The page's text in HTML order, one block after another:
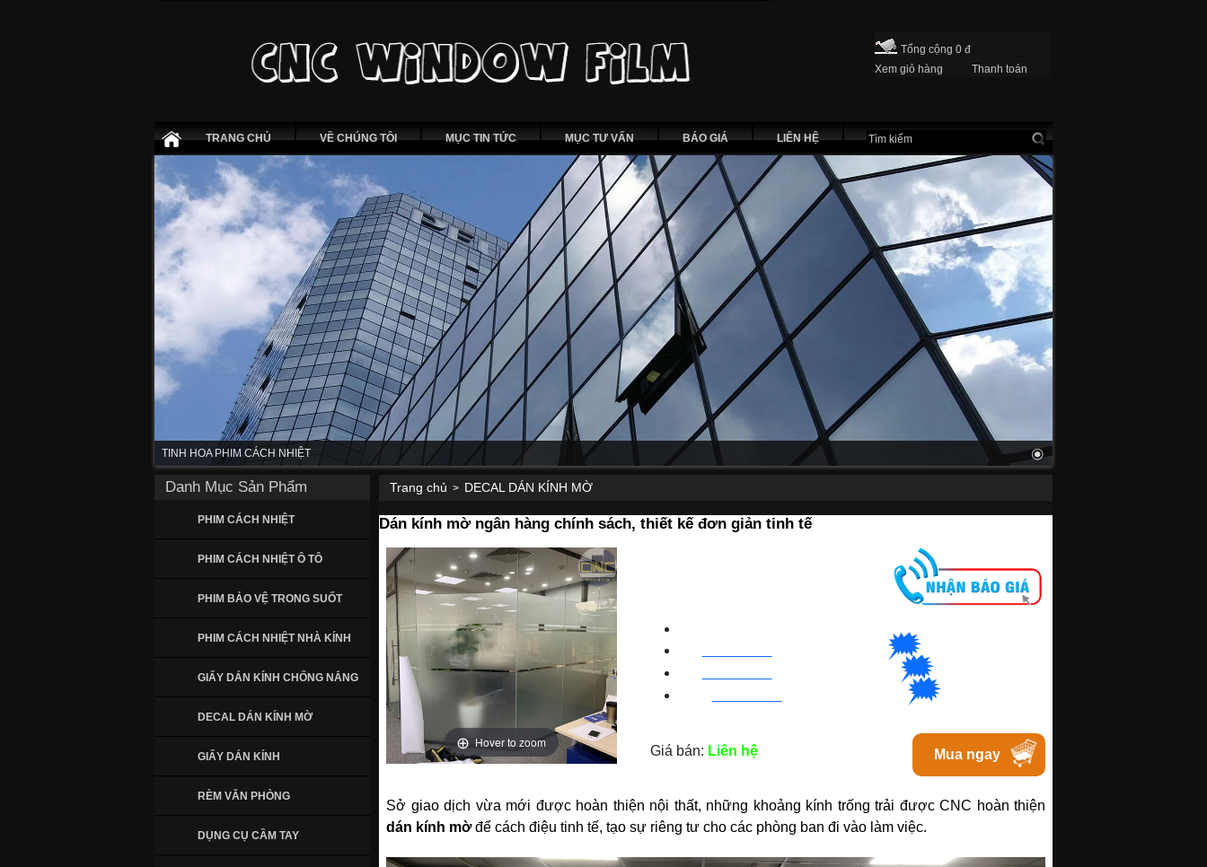
Tổng cộng 0 đ
Xem giỏ hàng
Thanh toán
TRANG CHỦ VỀ CHÚNG TÔI MỤC TIN TỨC MỤC TƯ VẤN BÁO GIÁ LIÊN HỆ
TINH HOA PHIM CÁCH NHIỆT
Danh Mục Sản Phẩm
PHIM CÁCH NHIỆT
PHIM CÁCH NHIỆT Ô TÔ
PHIM BẢO VỆ TRONG SUỐT
PHIM CÁCH NHIỆT NHÀ KÍNH
GIẤY DÁN KÍNH CHỐNG NẮNG
DECAL DÁN KÍNH MỜ
GIẤY DÁN KÍNH
RÈM VĂN PHÒNG
DỤNG CỤ CẦM TAY
Trang chủ > DECAL DÁN KÍNH MỜ
Dán kính mờ ngân hàng chính sách, thiết kế đơn giản tinh tế
Hover to zoom
🗯
🗯
🗯
Giá bán: Liên hệ Mua ngay
Sở giao dịch vừa mới được hoàn thiện nội thất, những khoảng kính trống trải được CNC hoàn thiện
dán kính mờđể cách điệu tinh tế, tạo sự riêng tư cho các phòng ban đi vào làm việc.